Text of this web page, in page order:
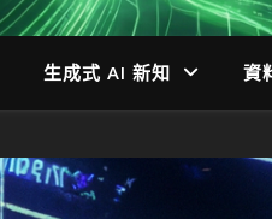
生成式 AI 新知 資